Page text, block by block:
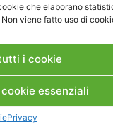
che elaborano
viene fatto uso di
i cookie
essenziali
Privacy